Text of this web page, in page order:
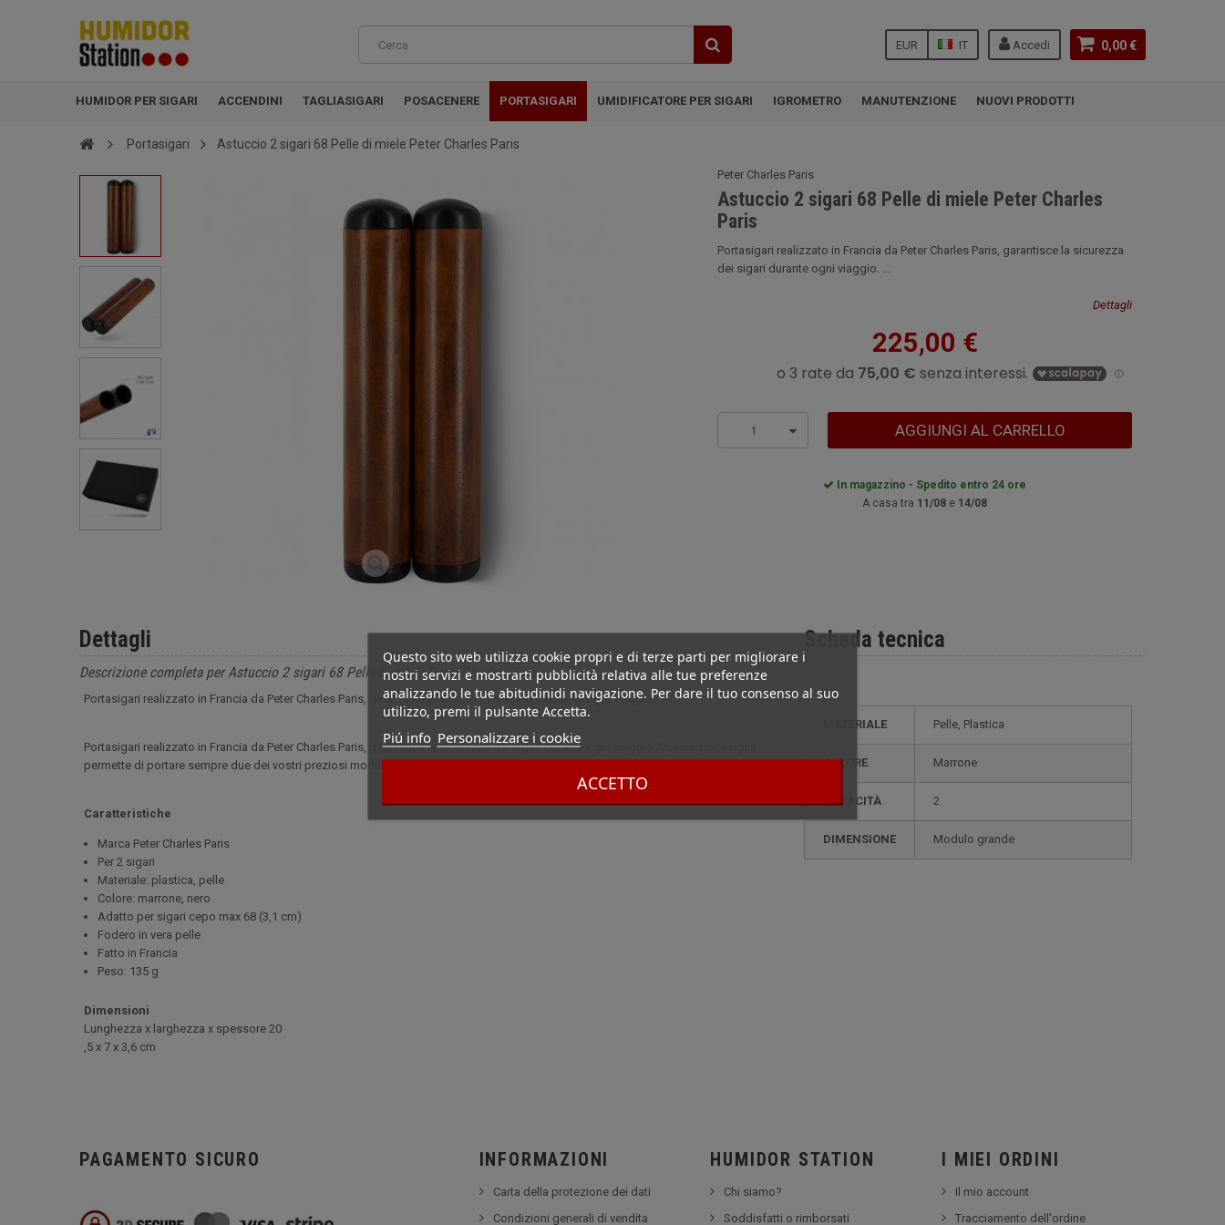
0,00 €
Accedi
IT
EUR
HUMIDOR PER SIGARI ACCENDINI TAGLIASIGARI POSACENERE PORTASIGARI UMIDIFICATORE PER SIGARI IGROMETRO MANUTENZIONE NUOVI PRODOTTI
Questo sito web utilizza cookie propri e di terze parti per migliorare i
nostri servizi e mostrarti pubblicità relativa alle tue preferenze
analizzando le tue abitudinidi navigazione. Per dare il tuo consenso al suo
utilizzo, premi il pulsante Accetta.
Piú info Personalizzare i cookie
ACCETTO
Portasigari Astuccio 2 sigari 68 Pelle di miele Peter Charles Paris
Peter Charles Paris
Astuccio 2 sigari 68 Pelle di miele Peter Charles
Paris
Portasigari realizzato in Francia da Peter Charles Paris, garantisce la sicurezza
dei sigari durante ogni viaggio. ...
Dettagli
225,00 €
1 AGGIUNGI AL CARRELLO
In magazzino - Spedito entro 24 ore
A casa tra 11/08 e 14/08
Scheda tecnica
MATERIALE Pelle, Plastica
COLORE Marrone
CAPACITÀ 2
DIMENSIONE modulo grande
Dettagli
Descrizione completa per Astuccio 2 sigari 68 Pelle di miele Peter Charles Paris
Portasigari realizzato in Francia da Peter Charles Paris, garantisce la sicurezza dei sigari durante ogni viaggio.
Portasigari realizzato in Francia da Peter Charles Paris, garantisce la sicurezza dei sigari durante ogni viaggio. Questo portasigari
permette di portare sempre due dei vostri preziosi moduli con un cepo max 68. In pelle marrone e plastica nera.
Caratteristiche
Marca Peter Charles Paris
Per 2 sigari
Materiale: plastica, pelle
Colore: marrone, nero
Adatto per sigari cepo max 68 (3,1 cm)
Fodero in vera pelle
Fatto in Francia
Peso: 135 g
Dimensioni
Lunghezza x larghezza x spessore 20
,5 x 7 x 3,6 cm
PAGAMENTO SICURO INFORMAZIONI
Carta della protezione dei dati
Condizioni generali di vendita
HUMIDOR STATION
Chi siamo?
Soddisfatti o rimborsati
I MIEI ORDINI
Il mio account
Tracciamento dell'ordine